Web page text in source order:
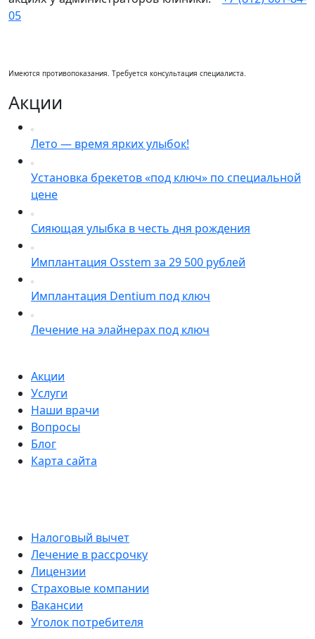
05
Имеются противопоказания. Требуется консультация специалиста.
Акции
Лето — время ярких улыбок!
Установка брекетов «под ключ» по специальной
цене
Сияющая улыбка в честь дня рождения
Имплантация Osstem за 29 500 рублей
Имплантация Dentium под ключ
Лечение на элайнерах под ключ
Акции
Услуги
Наши врачи
Вопросы
Блог
Карта сайта
Налоговый вычет
Лечение в рассрочку
Лицензии
Страховые компании
Вакансии
Уголок потребителя